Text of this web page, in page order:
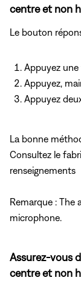
centre et non
Le bouton
Appuyez
Appuyez,
Appuyez
La bonne
Consultez le
renseignements
Remarque : The
microphone.
Assurez-vous
centre et non